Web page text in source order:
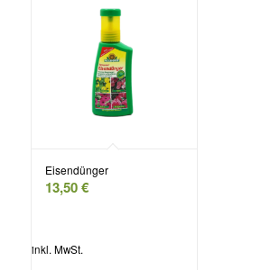
Eisendünger
13,50€
inkl. MwSt.